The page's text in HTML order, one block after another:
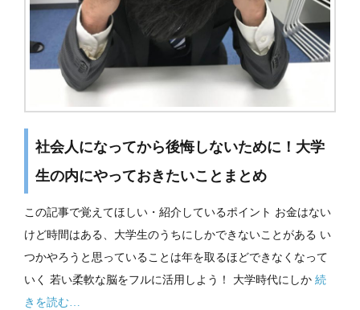
社会人になってから後悔しないために！大学
生の内にやっておきたいことまとめ
この記事で覚えてほしい・紹介しているポイント お金はない
けど時間はある、大学生のうちにしかできないことがある い
つかやろうと思っていることは年を取るほどできなくなって
いく 若い柔軟な脳をフルに活用しよう！ 大学時代にしか 続
きを読む…